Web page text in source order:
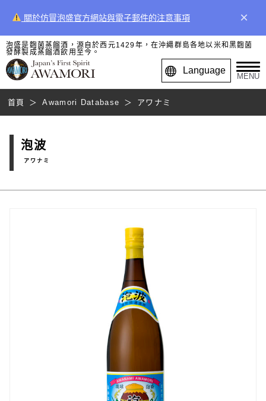
關於仿冒泡盛官方網站與電子郵件的注意事項 ×
泡盛是麴菌蒸餾酒，源自於西元1429年，在沖繩群島各地以米和黑麴菌
發酵製成蒸餾酒飲用至今。
Language
MENU
首頁 Awamori Database アワナミ
泡波
アワナミ